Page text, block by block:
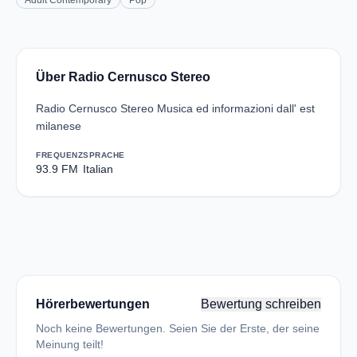
Über Radio Cernusco Stereo
Radio Cernusco Stereo Musica ed informazioni dall' est
milanese
FREQUENZ
93.9 FM
SPRACHE
Italian
Hörerbewertungen Bewertung schreiben
Noch keine Bewertungen. Seien Sie der Erste, der seine
Meinung teilt!